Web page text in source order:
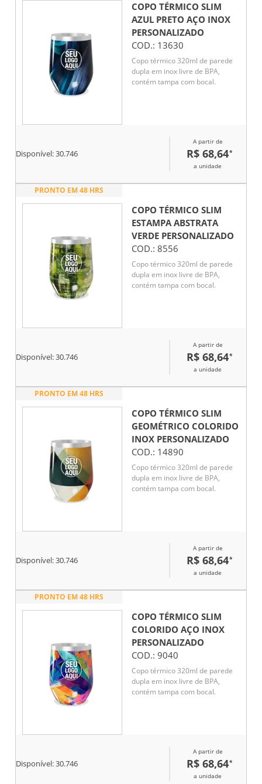
COPO TÉRMICO SLIM
AZUL PRETO AÇO INOX
PERSONALIZADO
COD.: 13630
Copo térmico 320ml de parede
dupla em inox livre de BPA,
contém tampa com bocal.
Disponível:30.746
A partir de
R$ 68,64*
a unidade
PRONTO EM 48 HRS
COPO TÉRMICO SLIM
ESTAMPA ABSTRATA
VERDE PERSONALIZADO
COD.: 8556
Copo térmico 320ml de parede
dupla em inox livre de BPA,
contém tampa com bocal.
Disponível:30.746
A partir de
R$ 68,64*
a unidade
PRONTO EM 48 HRS
COPO TÉRMICO SLIM
GEOMÉTRICO COLORIDO
INOX PERSONALIZADO
COD.: 14890
Copo térmico 320ml de parede
dupla em inox livre de BPA,
contém tampa com bocal.
Disponível:30.746
A partir de
R$ 68,64*
a unidade
PRONTO EM 48 HRS
COPO TÉRMICO SLIM
COLORIDO AÇO INOX
PERSONALIZADO
COD.: 9040
Copo térmico 320ml de parede
dupla em inox livre de BPA,
contém tampa com bocal.
Disponível:30.746
A partir de
R$ 68,64*
a unidade